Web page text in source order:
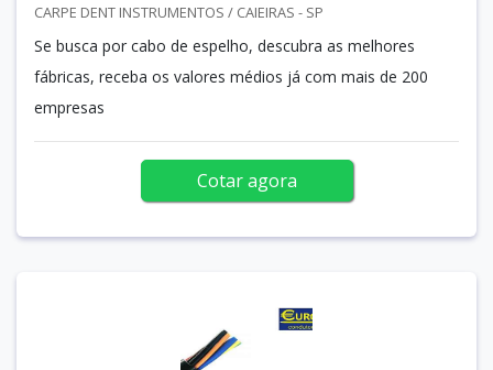
CARPE DENT INSTRUMENTOS / CAIEIRAS - SP
Se busca por cabo de espelho, descubra as melhores
fábricas, receba os valores médios já com mais de 200
empresas
Cotar agora